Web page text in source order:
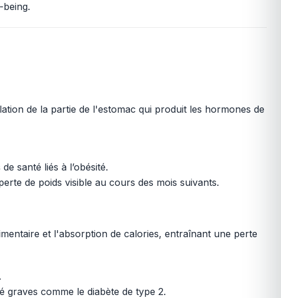
de la partie de l'estomac qui produit les hormones de
santé liés à l’obésité.
de poids visible au cours des mois suivants.
et l'absorption de calories, entraînant une perte
graves comme le diabète de type 2.